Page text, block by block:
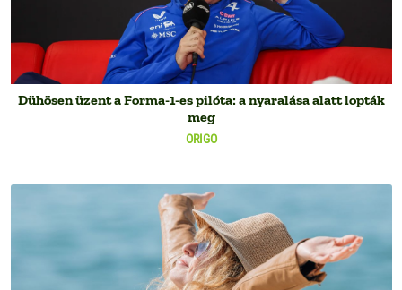
ORIGO
Dühösen üzent a Forma-1-es pilóta: a nyaralása alatt lopták
meg